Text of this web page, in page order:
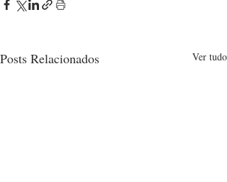
Posts Relacionados Ver tudo